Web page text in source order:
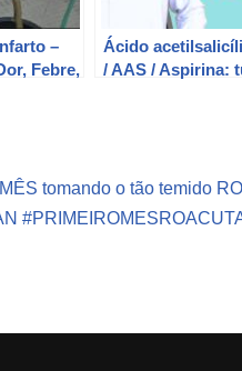
–
Febre,
Ácido
/ AAS / Aspirina:
tomando o tão temido